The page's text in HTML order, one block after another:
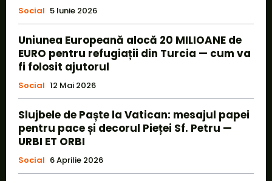
Social 5 Iunie 2026
Uniunea Europeană alocă 20 MILIOANE de
EURO pentru refugiații din Turcia — cum va
fi folosit ajutorul
Social 12 Mai 2026
Slujbele de Paște la Vatican: mesajul papei
pentru pace și decorul Pieței Sf. Petru —
URBI ET ORBI
Social 6 Aprilie 2026